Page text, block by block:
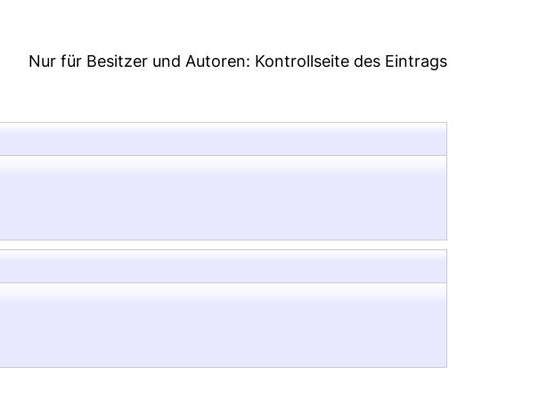
Nur für Besitzer und Autoren: Kontrollseite des Eintrags